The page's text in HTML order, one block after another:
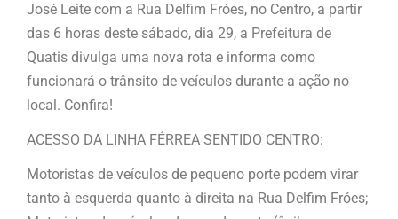
José Leite com a Rua Delfim Fróes, no Centro, a partir
das 6 horas deste sábado, dia 29, a Prefeitura de
Quatis divulga uma nova rota e informa como
funcionará o trânsito de veículos durante a ação no
local. Confira!
ACESSO DA LINHA FÉRREA SENTIDO CENTRO:
Motoristas de veículos de pequeno porte podem virar
tanto à esquerda quanto à direita na Rua Delfim Fróes;